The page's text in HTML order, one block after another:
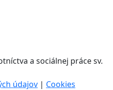
a sociálnej práce sv.
údajov | Cookies